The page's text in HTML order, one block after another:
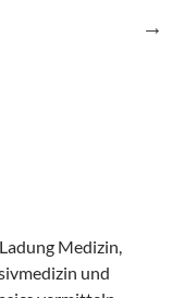
Medizin,
und